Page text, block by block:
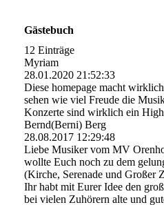
Gästebuch
12 Einträge
Myriam
28.01.2020 21:52:33
Diese homepage macht
sehen wie viel Freude die
Konzerte sind wirklich ein
Bernd(Berni) Berg
28.08.2017 12:29:48
Liebe Musiker vom MV
wollte Euch noch zu dem
(Kirche, Serenade und Großer
Ihr habt mit Eurer Idee den
bei vielen Zuhörern alte und